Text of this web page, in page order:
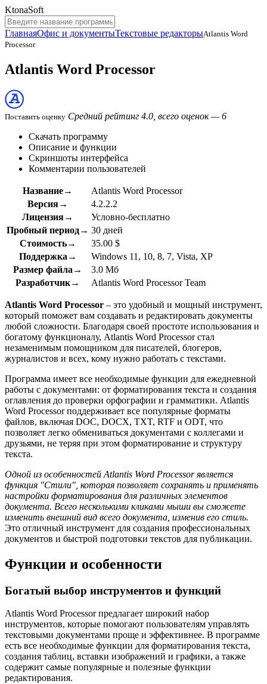
KtonaSoft
ГлавнаяОфис и документыТекстовые редакторыAtlantis Word
Processor
Atlantis Word Processor
Поставить оценку Средний рейтинг 4.0, всего оценок — 6
Скачать программу
Описание и функции
Скриншоты интерфейса
Комментарии пользователей
Название→
Atlantis Word Processor
Версия→
4.2.2.2
Лицензия→
Условно-бесплатно
Пробный период→ 30 дней
Стоимость→
35.00 $
Поддержка→
Windows 11, 10, 8, 7, Vista, XP
Размер файла→
3.0 Мб
Разработчик→
Atlantis Word Processor Team
Atlantis Word Processor – это удобный и мощный инструмент,
который поможет вам создавать и редактировать документы
любой сложности. Благодаря своей простоте использования и
богатому функционалу, Atlantis Word Processor стал
незаменимым помощником для писателей, блогеров,
журналистов и всех, кому нужно работать с текстами.
Программа имеет все необходимые функции для ежедневной
работы с документами: от форматирования текста и создания
оглавления до проверки орфографии и грамматики. Atlantis
Word Processor поддерживает все популярные форматы
файлов, включая DOC, DOCX, TXT, RTF и ODT, что
позволяет легко обмениваться документами с коллегами и
друзьями, не теряя при этом форматирование и структуру
текста.
Одной из особенностей Atlantis Word Processor является
функция "Стили", которая позволяет сохранять и применять
настройки форматирования для различных элементов
документа. Всего несколькими кликами мыши вы сможете
изменить внешний вид всего документа, изменив его стиль.
Это отличный инструмент для создания профессиональных
документов и быстрой подготовки текстов для публикации.
Функции и особенности
Богатый выбор инструментов и функций
Atlantis Word Processor предлагает широкий набор
инструментов, которые помогают пользователям управлять
текстовыми документами проще и эффективнее. В программе
есть все необходимые функции для форматирования текста,
создания таблиц, вставки изображений и графики, а также
содержит самые популярные и полезные функции
редактирования.